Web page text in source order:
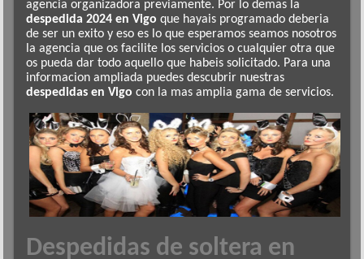
agencia organizadora previamente. Por lo demas la
despedida 2024 en Vigo que hayais programado deberia
de ser un exito y eso es lo que esperamos seamos nosotros
la agencia que os facilite los servicios o cualquier otra que
os pueda dar todo aquello que habeis solicitado. Para una
informacion ampliada puedes descubrir nuestras
despedidas en Vigo con la mas amplia gama de servicios.
Despedidas de soltera en